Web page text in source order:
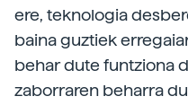
ere, teknologia
baina guztiek
behar dute funtziona
zaborraren beharra